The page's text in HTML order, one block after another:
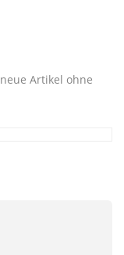
neue Artikel ohne